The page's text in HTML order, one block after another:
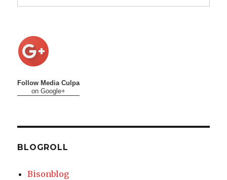
Follow Media Culpa
on Google+
BLOGROLL
Bisonblog